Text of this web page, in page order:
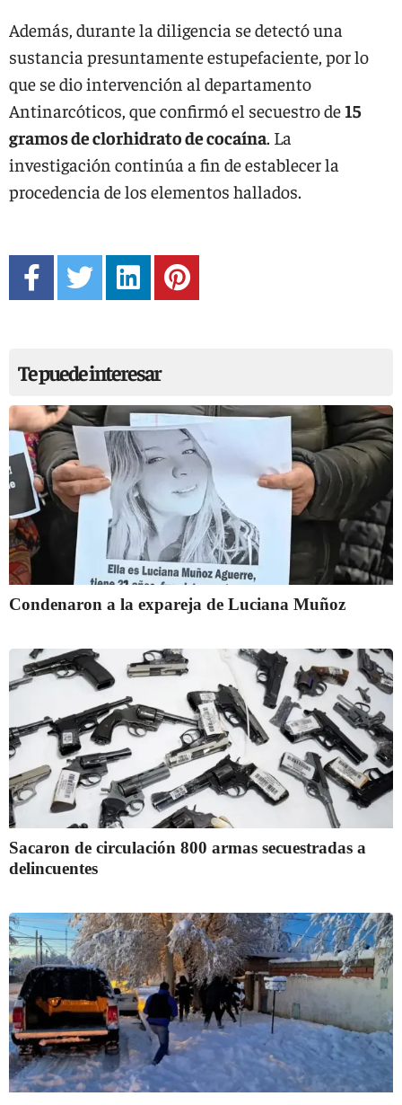
Además, durante la diligencia se detectó una
sustancia presuntamente estupefaciente, por lo
que se dio intervención al departamento
Antinarcóticos, que confirmó el secuestro de15
gramos de clorhidrato de cocaína. La
investigación continúa a fin de establecer la
procedencia de los elementos hallados.
Te puede interesar
Condenaron a la expareja de Luciana Muñoz
Sacaron de circulación 800 armas secuestradas a
delincuentes